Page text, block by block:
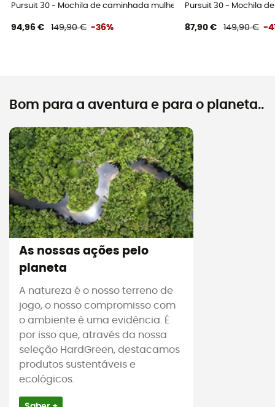
Pursuit 30 - Mochila de caminhada mulher
94,96 € 149,90 € -36%
Pursuit 30 - Mochila
87,90 € 149,90 € -
Bom para a aventura e para o planeta..
As nossas ações pelo
planeta
A natureza é o nosso terreno de
jogo, o nosso compromisso com
o ambiente é uma evidência. É
por isso que, através da nossa
seleção HardGreen, destacamos
produtos sustentáveis e
ecológicos.